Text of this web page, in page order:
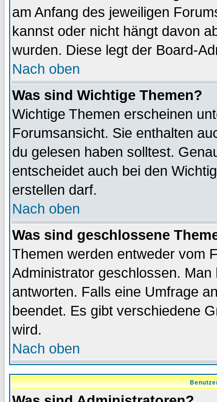
am Anfang des jeweiligen
kannst oder nicht hängt davon
wurden. Diese legt der Board-
Nach oben
Was sind Wichtige Themen?
Wichtige Themen erscheinen
Forumsansicht. Sie enthalten
du gelesen haben solltest.
entscheidet auch bei den
erstellen darf.
Nach oben
Was sind geschlossene
Themen werden entweder vom
Administrator geschlossen.
antworten. Falls eine Umfrage
beendet. Es gibt verschiedene
wird.
Nach oben